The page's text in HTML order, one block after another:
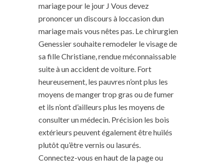
mariage pour le jour J Vous devez
prononcer un discours à loccasion dun
mariage mais vous nêtes pas. Le chirurgien
Genessier souhaite remodeler le visage de
sa fille Christiane, rendue méconnaissable
suite à un accident de voiture. Fort
heureusement, les pauvres n’ont plus les
moyens de manger trop gras ou de fumer
et ils n’ont d’ailleurs plus les moyens de
consulter un médecin. Précision les bois
extérieurs peuvent également être huilés
plutôt qu’être vernis ou lasurés.
Connectez-vous en haut de la page ou